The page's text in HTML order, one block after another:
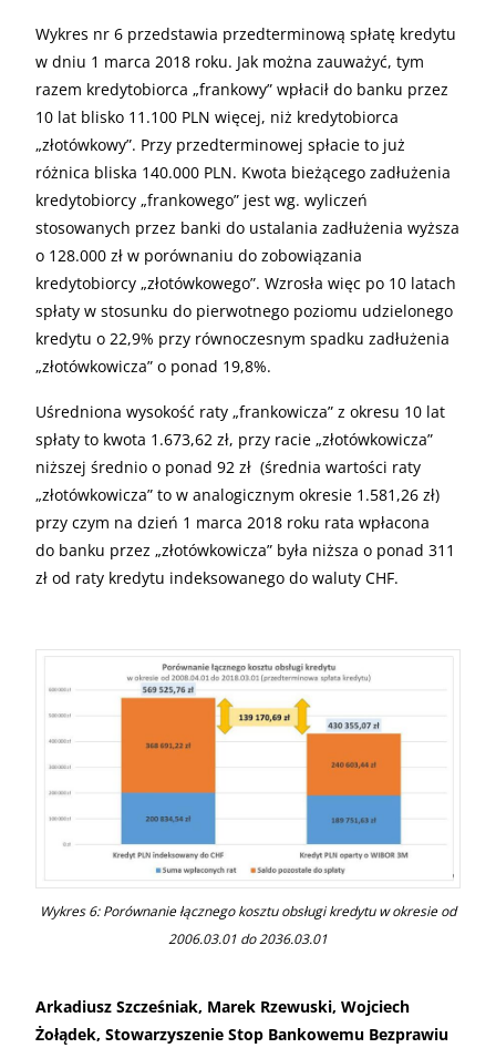
Wykres nr 6 przedstawia przedterminową spłatę kredytu
w dniu 1 marca 2018 roku. Jak można zauważyć, tym
razem kredytobiorca „frankowy” wpłacił do banku przez
10 lat blisko 11.100 PLN więcej, niż kredytobiorca
„złotówkowy”. Przy przedterminowej spłacie to już
różnica bliska 140.000 PLN. Kwota bieżącego zadłużenia
kredytobiorcy „frankowego” jest wg. wyliczeń
stosowanych przez banki do ustalania zadłużenia wyższa
o 128.000 zł w porównaniu do zobowiązania
kredytobiorcy „złotówkowego”. Wzrosła więc po 10 latach
spłaty w stosunku do pierwotnego poziomu udzielonego
kredytu o 22,9% przy równoczesnym spadku zadłużenia
„złotówkowicza” o ponad 19,8%.
Uśredniona wysokość raty „frankowicza” z okresu 10 lat
spłaty to kwota 1.673,62 zł, przy racie „złotówkowicza”
niższej średnio o ponad 92 zł (średnia wartości raty
„złotówkowicza” to w analogicznym okresie 1.581,26 zł)
przy czym na dzień 1 marca 2018 roku rata wpłacona
do banku przez „złotówkowicza” była niższa o ponad 311
zł od raty kredytu indeksowanego do waluty CHF.
Wykres 6: Porównanie łącznego kosztu obsługi kredytu w okresie od
2006.03.01 do 2036.03.01
Arkadiusz Szcześniak, Marek Rzewuski, Wojciech
Żołądek, Stowarzyszenie Stop Bankowemu Bezprawiu